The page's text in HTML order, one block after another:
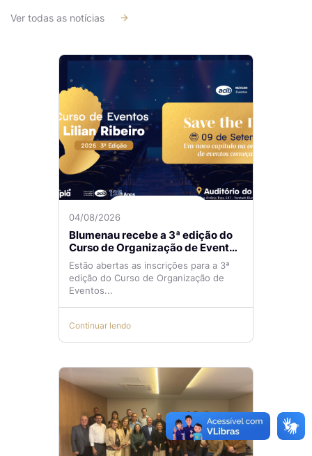
Ver todas as notícias
04/08/2026
Blumenau recebe a 3ª edição do
Curso de Organização de Eventos
Lilian Ribeiro
Estão abertas as inscrições para a 3ª
edição do Curso de Organização de
Eventos...
Continuar lendo